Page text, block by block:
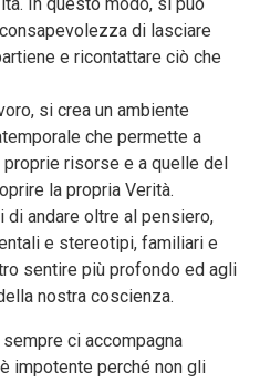
In questo modo, si può
di lasciare
e ricontattare ciò che
si crea un ambiente
che permette a
risorse e a quelle del
la propria Verità.
andare oltre al pensiero,
e stereotipi, familiari e
sentire più profondo ed agli
nostra coscienza.
sempre ci accompagna
impotente perché non gli